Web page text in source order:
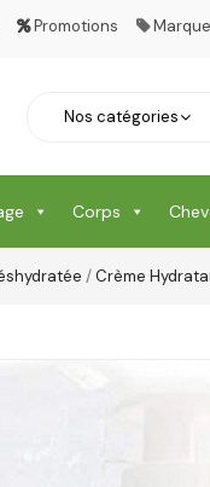
Promotions
Corps
/Crème